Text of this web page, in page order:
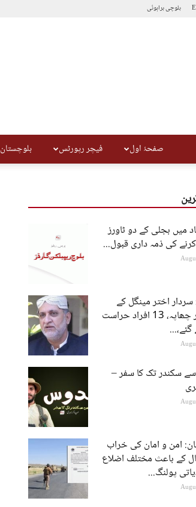
بلوچیبراہوئی
صفحۂ اول فیچر رپورٹس بلوچستان
میں بجلی کے دو ٹاورز
کرنے کی ذمہ داری قبول...
اختر مینگل کے
فلیٹ پر چھاپہ، 13 افراد حراست
سکندر تک کا سفر –
امن و امان کی خراب
کے باعث مختلف اضلاع
پولنگ...